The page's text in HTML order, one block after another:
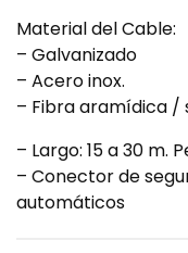
Material del Cable:
– Galvanizado
– Acero inox.
– Fibra aramídica /
– Largo: 15 a 30 m.
– Conector de
automáticos